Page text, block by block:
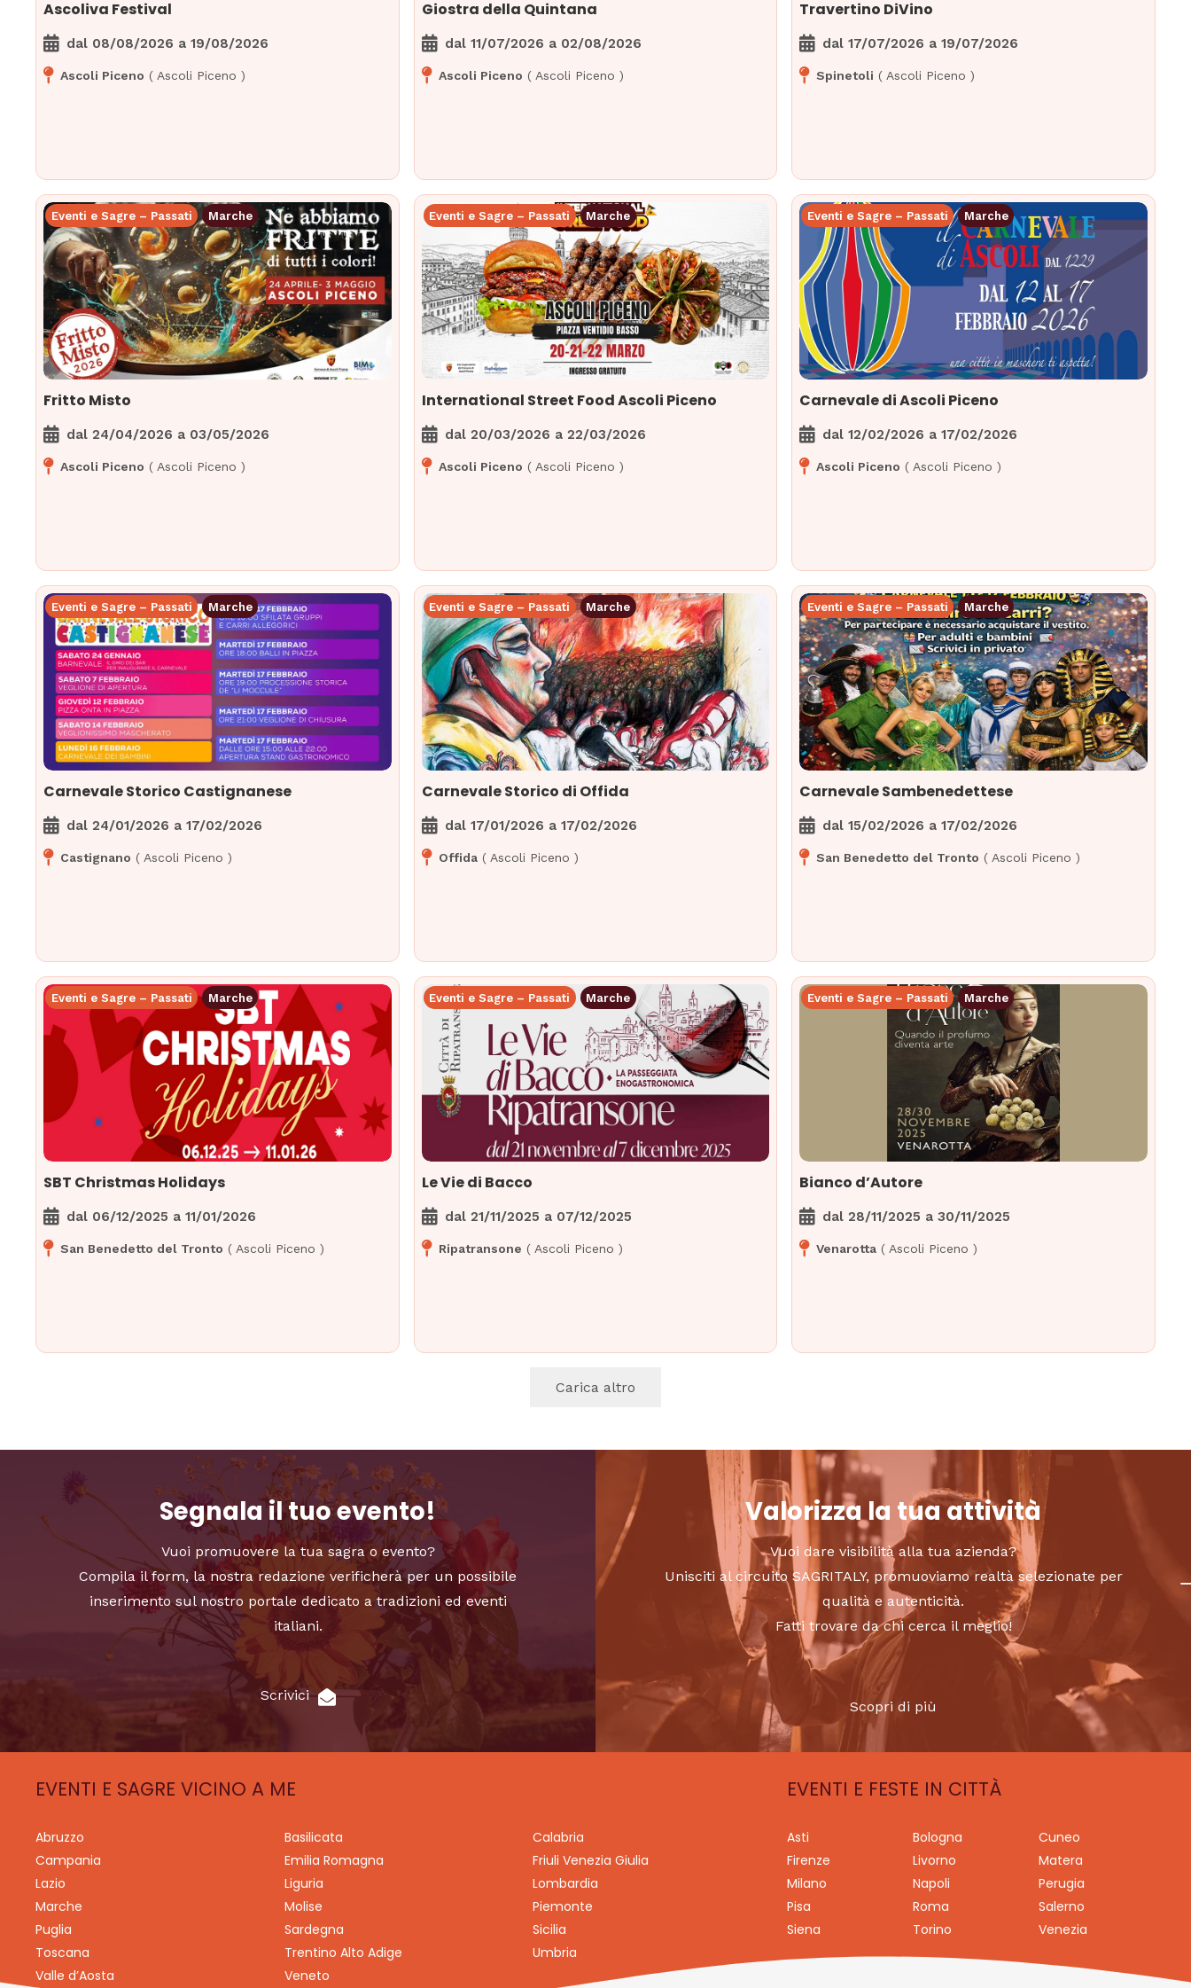
Ascoliva Festival
dal 08/08/2026 a 19/08/2026
Ascoli Piceno (Ascoli Piceno )
Giostra della Quintana
dal 11/07/2026 a 02/08/2026
Ascoli Piceno ( Ascoli Piceno )
Travertino DiVino
dal17/07/2026 a 19/07/2026
Spinetoli (Ascoli Piceno )
Eventi e Sagre – Passati Marche
Fritto Misto
dal24/04/2026 a 03/05/2026
Ascoli Piceno (Ascoli Piceno )
Eventi e Sagre – Passati Marche
International Street Food Ascoli Piceno
dal 20/03/2026 a 22/03/2026
Ascoli Piceno ( Ascoli Piceno )
Eventi e Sagre – Passati Marche
Carnevale di Ascoli Piceno
dal12/02/2026 a 17/02/2026
Ascoli Piceno (Ascoli Piceno )
Eventi e Sagre – Passati Marche
Carnevale Storico Castignanese
dal24/01/2026 a 17/02/2026
Castignano (Ascoli Piceno )
Eventi e Sagre – Passati Marche
Carnevale Storico di Offida
dal 17/01/2026 a 17/02/2026
Offida ( Ascoli Piceno )
Eventi e Sagre – Passati Marche
Carnevale Sambenedettese
dal15/02/2026 a 17/02/2026
San Benedetto del Tronto (Ascoli Piceno )
Eventi e Sagre – Passati Marche
SBT Christmas Holidays
dal 06/12/2025 a 11/01/2026
San Benedetto del Tronto (Ascoli Piceno )
Eventi e Sagre – Passati Marche
Le Vie di Bacco
dal 21/11/2025 a 07/12/2025
Ripatransone ( Ascoli Piceno )
Eventi e Sagre – Passati Marche
Bianco d’Autore
dal28/11/2025 a 30/11/2025
Venarotta (Ascoli Piceno )
Carica altro
Segnala il tuo evento!
Vuoi promuovere la tua sagra o evento?
Compila il form, la nostra redazione verificherà per un possibile
inserimento sul nostro portale dedicato a tradizioni ed eventi
italiani.
Scrivici
Valorizza la tua attività
Vuoi dare visibilità alla tua azienda?
Unisciti al circuito SAGRITALY, promuoviamo realtà selezionate per
qualità e autenticità.
Fatti trovare da chi cerca il meglio!
Scopri di più
EVENTI E SAGRE VICINO A ME
Abruzzo Basilicata
Calabria
Campania
Emilia Romagna
Friuli Venezia Giulia
Lazio
Liguria
Lombardia
Marche
Molise
Piemonte
Puglia
Sardegna
Sicilia
Toscana
Trentino Alto Adige
Umbria
Valle d’Aosta
Veneto
EVENTI E FESTE IN CITTÀ
Asti Bologna
Cuneo
Firenze
Livorno
Matera
Milano
Napoli
Perugia
Pisa
Roma
Salerno
Siena
Torino Venezia